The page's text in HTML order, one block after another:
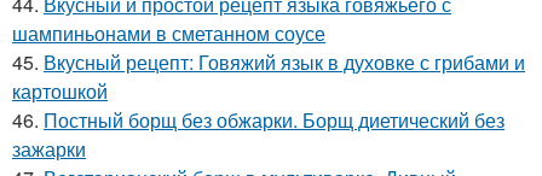
шампиньонами в сметанном соусе
45. Вкусный рецепт: Говяжий язык в духовке с грибами и
картошкой
46. Постный борщ без обжарки. Борщ диетический без
зажарки